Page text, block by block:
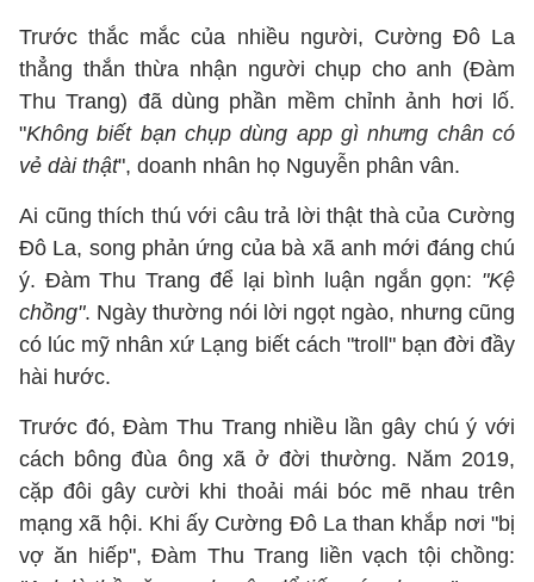
Trước thắc mắc của nhiều người, Cường Đô La
thẳng thắn thừa nhận người chụp cho anh (Đàm
Thu Trang) đã dùng phần mềm chỉnh ảnh hơi lố.
"Không biết bạn chụp dùng app gì nhưng chân có
vẻ dài thật", doanh nhân họ Nguyễn phân vân.
Ai cũng thích thú với câu trả lời thật thà của Cường
Đô La, song phản ứng của bà xã anh mới đáng chú
ý. Đàm Thu Trang để lại bình luận ngắn gọn: "Kệ
chồng". Ngày thường nói lời ngọt ngào, nhưng cũng
có lúc mỹ nhân xứ Lạng biết cách "troll" bạn đời đầy
hài hước.
Trước đó, Đàm Thu Trang nhiều lần gây chú ý với
cách bông đùa ông xã ở đời thường. Năm 2019,
cặp đôi gây cười khi thoải mái bóc mẽ nhau trên
mạng xã hội. Khi ấy Cường Đô La than khắp nơi "bị
vợ ăn hiếp", Đàm Thu Trang liền vạch tội chồng: